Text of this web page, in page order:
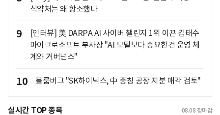
식약처는 왜 항소했나
9
[인터뷰] 美 DARPA AI 사이버 챌린지 1위 이끈 김태수
마이크로소프트 부사장 "AI 모델보다 중요한건 운영 체
계와 거버넌스"
10 블룸버그 "SK하이닉스, 中 충칭 공장 지분 매각 검토"
실시간 TOP 종목 08.08 장마감